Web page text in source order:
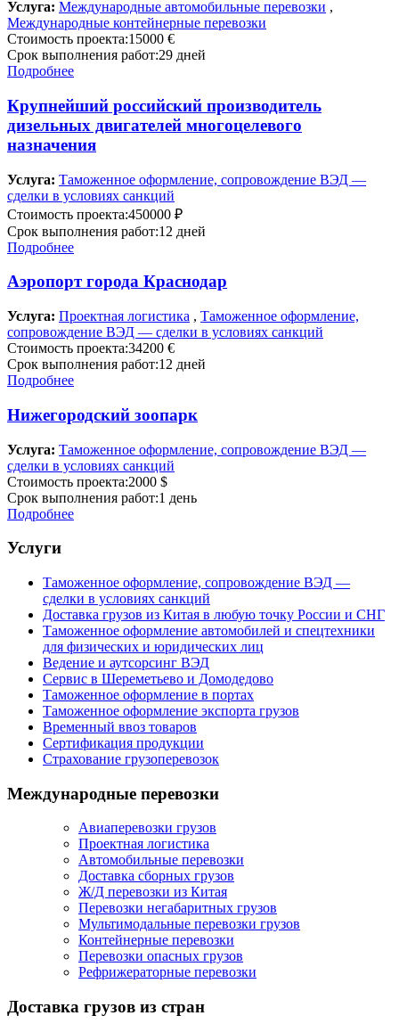
Услуга: Международные автомобильные перевозки ,
Международные контейнерные перевозки
Стоимость проекта:15000 €
Срок выполнения работ:29 дней
Подробнее
Крупнейший российский производитель
дизельных двигателей многоцелевого
назначения
Услуга: Таможенное оформление, сопровождение ВЭД —
сделки в условиях санкций
Стоимость проекта:450000 ₽
Срок выполнения работ:12 дней
Подробнее
Аэропорт города Краснодар
Услуга: Проектная логистика , Таможенное оформление,
сопровождение ВЭД — сделки в условиях санкций
Стоимость проекта:34200 €
Срок выполнения работ:12 дней
Подробнее
Нижегородский зоопарк
Услуга: Таможенное оформление, сопровождение ВЭД —
сделки в условиях санкций
Стоимость проекта:2000 $
Срок выполнения работ:1 день
Подробнее
Услуги
Таможенное оформление, сопровождение ВЭД —
сделки в условиях санкций
Доставка грузов из Китая в любую точку России и СНГ
Таможенное оформление автомобилей и спецтехники
для физических и юридических лиц
Ведение и аутсорсинг ВЭД
Сервис в Шереметьево и Домодедово
Таможенное оформление в портах
Таможенное оформление экспорта грузов
Временный ввоз товаров
Сертификация продукции
Страхование грузоперевозок
Международные перевозки
Авиаперевозки грузов
Проектная логистика
Автомобильные перевозки
Доставка сборных грузов
Ж/Д перевозки из Китая
Перевозки негабаритных грузов
Мультимодальные перевозки грузов
Контейнерные перевозки
Перевозки опасных грузов
Рефрижераторные перевозки
Доставка грузов из стран